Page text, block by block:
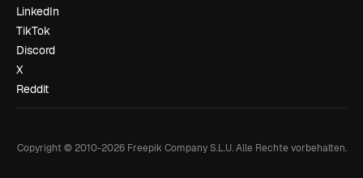
LinkedIn
TikTok
Discord
X
Reddit
Copyright © 2010-2026Freepik Company S.L.U. Alle Rechte vorbehalten.